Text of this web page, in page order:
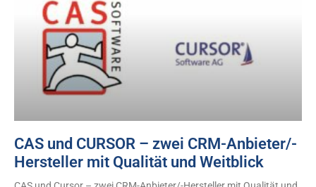
CAS und CURSOR – zwei CRM-Anbieter/-
Hersteller mit Qualität und Weitblick